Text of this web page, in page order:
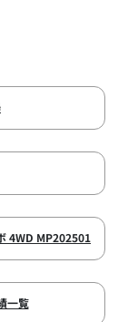
4WD MP202501
一覧